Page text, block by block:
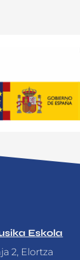
Eskola
2, Elortza